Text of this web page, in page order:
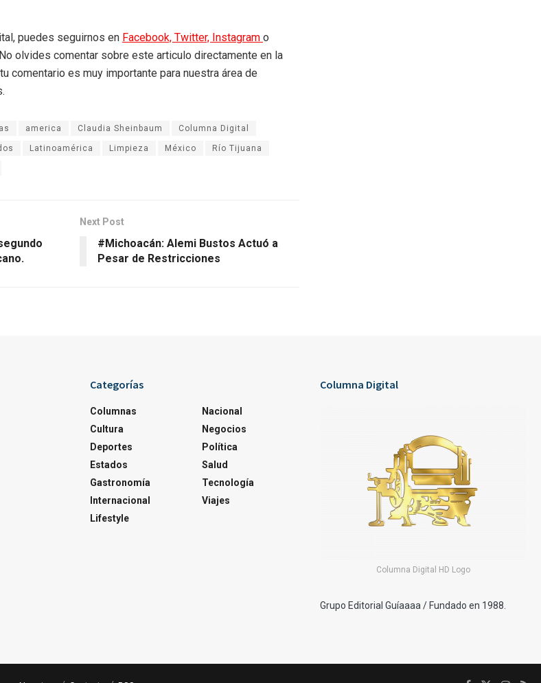
puedes seguirnos en Facebook, Twitter, Instagram o
olvides comentar sobre este articulo directamente en la
comentario es muy importante para nuestra área de
america Claudia Sheinbaum Columna Digital
Latinoamérica Limpieza México Río Tijuana
Next Post
#Michoacán: Alemi Bustos Actuó a
Pesar de Restricciones
Categorías
Columnas
Cultura
Deportes
Estados
Gastronomía
Internacional
Lifestyle
Nacional
Negocios
Política
Salud
Tecnología
Viajes
Columna Digital
Columna Digital HD Logo
Grupo Editorial Guíaaaa / Fundado en 1988.